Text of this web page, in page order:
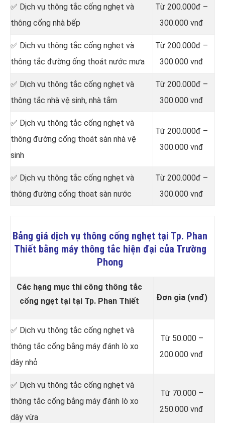
✅ Dịch vụ thông tắc cống nghẹt và
thông cống nhà bếp
Từ 200.000đ –
300.000 vnđ
✅ Dịch vụ thông tắc cống nghẹt và
thông tắc đường ống thoát nước mưa
Từ 200.000đ –
300.000 vnđ
✅ Dịch vụ thông tắc cống nghẹt và
thông tắc nhà vệ sinh, nhà tắm
Từ 200.000đ –
300.000 vnđ
✅ Dịch vụ thông tắc cống nghẹt và
thông đường cống thoát sàn nhà vệ
sinh
Từ 200.000đ –
300.000 vnđ
✅ Dịch vụ thông tắc cống nghẹt và
thông đường cống thoat sàn nước
Từ 200.000đ –
300.000 vnđ
Bảng giá dịch vụ thông cống nghẹt tại Tp. Phan
Thiết bằng máy thông tắc hiện đại của Trường
Phong
Các hạng mục thi công thông tắc
cống ngẹt tại tại Tp. Phan Thiết
Đơn gia (vnđ)
✅ Dịch vụ thông tắc cống nghẹt và
thông tắc cống bằng máy đánh lò xo
dây nhỏ
Từ 50.000 –
200.000 vnđ
✅ Dịch vụ thông tắc cống nghẹt và
thông tắc cống bằng máy đánh lò xo
dây vừa
Từ 70.000 –
250.000 vnđ